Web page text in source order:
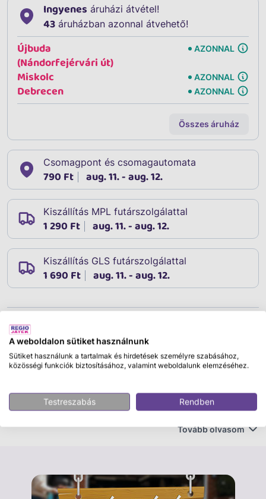
Ingyenes áruházi átvétel!
43 áruházban azonnal átvehető!
Újbuda
(Nándorfejérvári út)
AZONNAL
Miskolc AZONNAL
Debrecen AZONNAL
Összes áruház
Csomagpont és csomagautomata
790 Ft aug. 11. - aug. 12.
Kiszállítás MPL futárszolgálattal
1 290 Ft aug. 11. - aug. 12.
Kiszállítás GLS futárszolgálattal
1 690 Ft aug. 11. - aug. 12.
Leírás
Neked is a Mancs Őrjárat a kedvenc meséd? Rajongsz
ennek a különleges csapatnak a kalandjaiért? Ryder
Marshall legyőz minden akadályt, ami csak az útjukba
esik. Játszatok együtt a barátaiddal! Gyűjtsétek össze
ezeket az édes és imádnivaló plüsskutyusokat. A
harcosok történeteinek. Kalandra fel! Mérete: 15 cm.
Tovább olvasom
A weboldalon sütiket használnunk
Sütiket használunk a tartalmak és hirdetések személyre szabásához,
közösségi funkciók biztosításához, valamint weboldalunk elemzéséhez.
Testreszabás Rendben